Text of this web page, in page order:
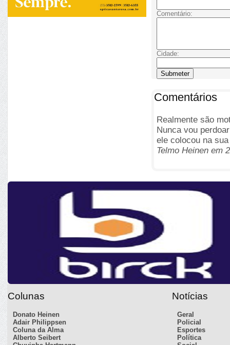
Comentário:
Cidade:
Comentários
Realmente são
Nunca vou
ele colocou na
Telmo Heinen em
Colunas
Donato Heinen
Adair Philippsen
Coluna da Alma
Alberto Seibert
Notícias
Geral
Policial
Esportes
Política